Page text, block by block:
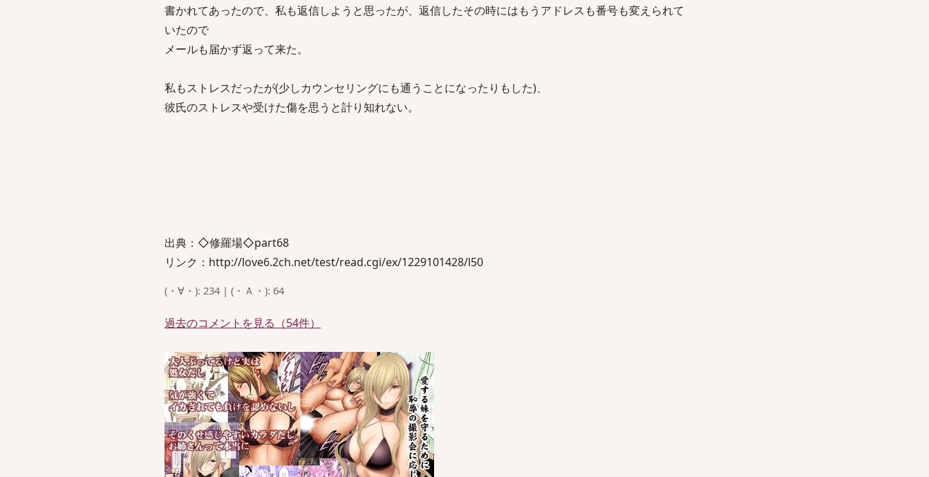
書かれてあったので、私も返信しようと思ったが、返信したその時にはもうアドレスも番号も変えられて
いたので
メールも届かず返って来た。
私もストレスだったが(少しカウンセリングにも通うことになったりもした)、
彼氏のストレスや受けた傷を思うと計り知れない。
出典：◇修羅場◇part68
リンク：http://love6.2ch.net/test/read.cgi/ex/1229101428/l50
(・∀・): 234 | (・Ａ・): 64
過去のコメントを見る（54件）